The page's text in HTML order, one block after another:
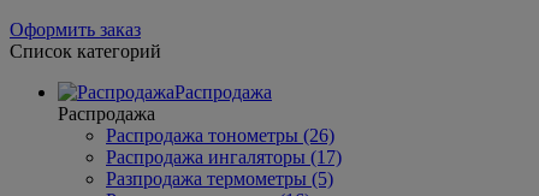
Оформить заказ
Список категорий
Распродажа
Распродажа
Распродажа тонометры (26)
Распродажа ингаляторы (17)
Разпродажа термометры (5)